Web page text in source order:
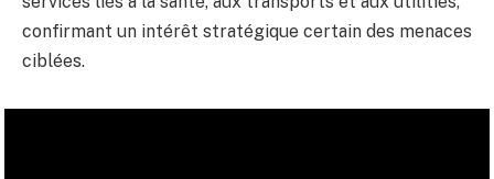
confirmant un intérêt stratégique certain des menaces
ciblées.